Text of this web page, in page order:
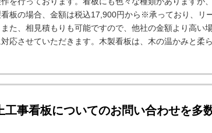
板の場合、金額は税込17,900円から※承っており、リ
た、相見積もりも可能ですので、他社の金額より高い
応させていただきます。木製看板は、木の温かみと柔ら
工事看板についてのお問い合わせを多